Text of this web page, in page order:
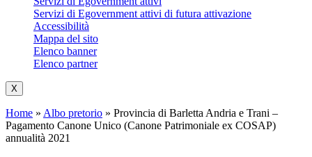
Servizi di Egovernment attivi di futura attivazione
Accessibilità
Mappa del sito
Elenco banner
Elenco partner
X
Home » Albo pretorio » Provincia di Barletta Andria e Trani –
Pagamento Canone Unico (Canone Patrimoniale ex COSAP)
annualità 2021